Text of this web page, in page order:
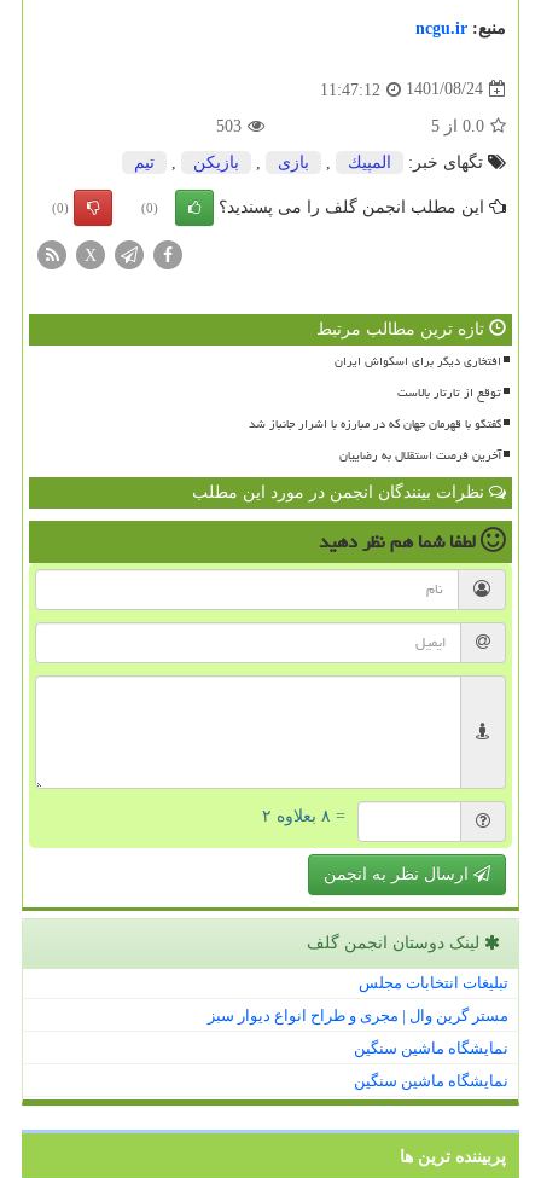
منبع: ncgu.ir
1401/08/24
11:47:12
0.0 از 5
503
تگهای خبر:
المپیك بازی بازیكن تیم
این مطلب انجمن گلف را می پسندید؟ (0)
(0)
X
تازه ترین مطالب مرتبط
افتخاری دیگر برای اسکواش ایران
توقع از تارتار بالاست
گفتگو با قهرمان جهان که در مبارزه با اشرار جانباز شد
آخرین فرصت استقلال به رضاییان
نظرات بینندگان انجمن در مورد این مطلب
لطفا شما همنظر دهید
= ۸ بعلاوه ۲
ارسال نظر به انجمن
لینک دوستان انجمن گلف
تبلیغات انتخابات مجلس
مستر گرین وال | مجری و طراح انواع دیوار سبز
نمایشگاه ماشین سنگین
نمایشگاه ماشین سنگین
پربیننده ترین ها